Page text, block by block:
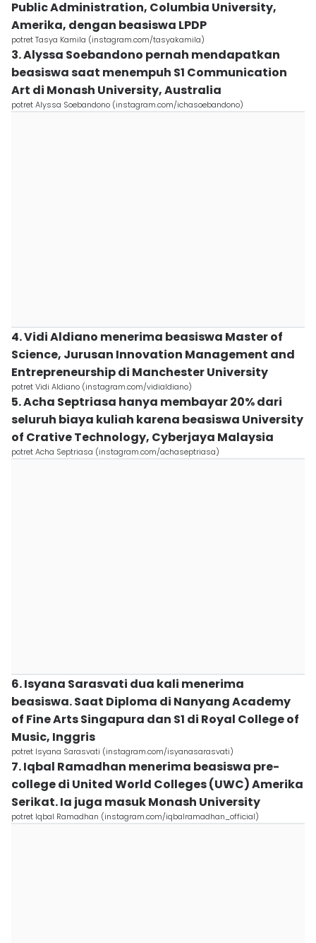
Public Administration, Columbia University,
Amerika, dengan beasiswa LPDP
potret Tasya Kamila (instagram.com/tasyakamila)
3. Alyssa Soebandono pernah mendapatkan
beasiswa saat menempuh S1 Communication
Art di Monash University, Australia
potret Alyssa Soebandono (instagram.com/ichasoebandono)
4. Vidi Aldiano menerima beasiswa Master of
Science, Jurusan Innovation Management and
Entrepreneurship di Manchester University
potret Vidi Aldiano (instagram.com/vidialdiano)
5. Acha Septriasa hanya membayar 20% dari
seluruh biaya kuliah karena beasiswa University
of Crative Technology, Cyberjaya Malaysia
potret Acha Septriasa (instagram.com/achaseptriasa)
6. Isyana Sarasvati dua kali menerima
beasiswa. Saat Diploma di Nanyang Academy
of Fine Arts Singapura dan S1 di Royal College of
Music, Inggris
potret Isyana Sarasvati (instagram.com/isyanasarasvati)
7. Iqbal Ramadhan menerima beasiswa pre-
college di United World Colleges (UWC) Amerika
Serikat. Ia juga masuk Monash University
potret Iqbal Ramadhan (instagram.com/iqbalramadhan_official)